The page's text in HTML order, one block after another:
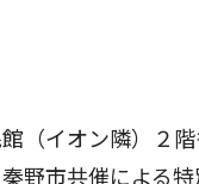
（イオン隣）２
野市共催による